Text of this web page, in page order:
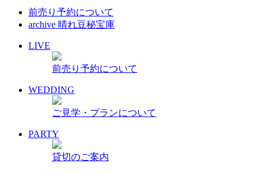
前売り予約について
archive 晴れ豆秘宝庫
LIVE
前売り予約について
WEDDING
ご見学・プランについて
PARTY
貸切のご案内